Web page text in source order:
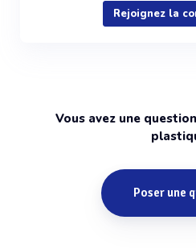
Rejoignez la
Vous avez une
Poser une